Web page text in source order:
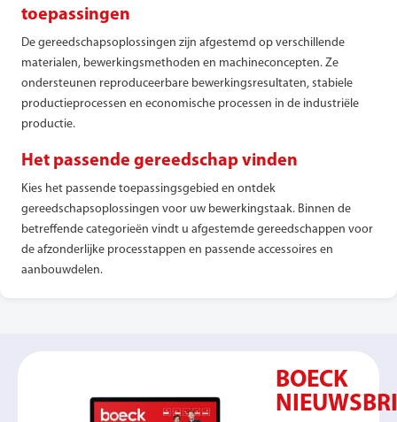
toepassingen
De gereedschapsoplossingen zijn afgestemd op verschillende
materialen, bewerkingsmethoden en machineconcepten. Ze
ondersteunen reproduceerbare bewerkingsresultaten, stabiele
productieprocessen en economische processen in de industriële
productie.
Het passende gereedschap vinden
Kies het passende toepassingsgebied en ontdek
gereedschapsoplossingen voor uw bewerkingstaak. Binnen de
betreffende categorieën vindt u afgestemde gereedschappen voor
de afzonderlijke processtappen en passende accessoires en
aanbouwdelen.
BOECK